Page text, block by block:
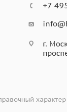
+7
г.